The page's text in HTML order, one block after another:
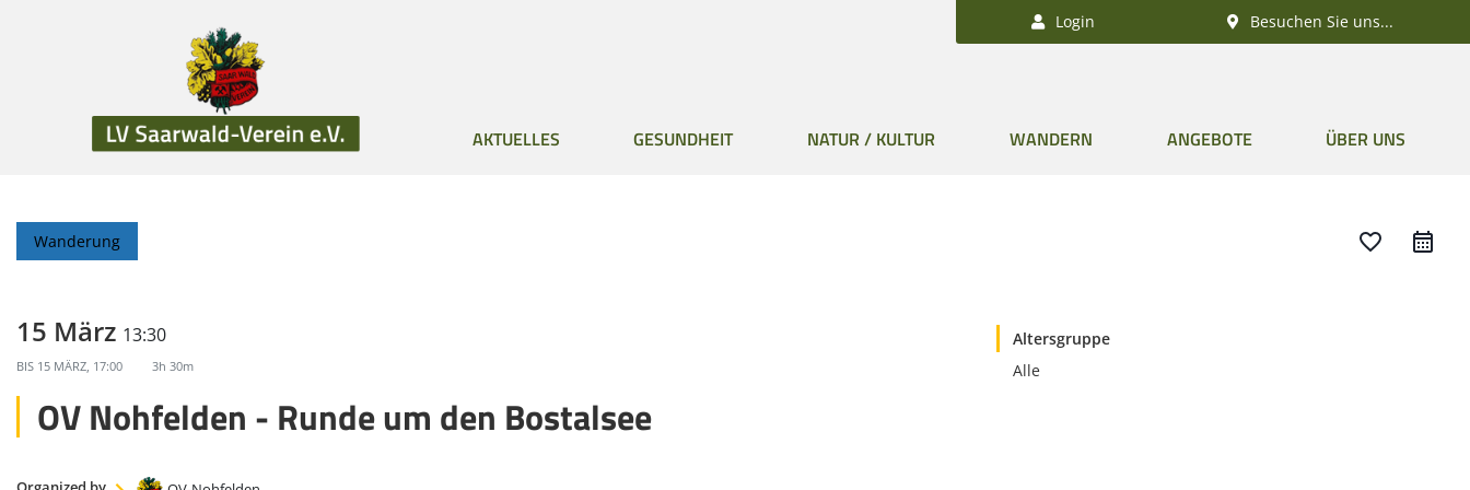
Login Besuchen Sie uns...
AKTUELLES GESUNDHEIT NATUR / KULTUR WANDERN ANGEBOTE ÜBER UNS
Wanderung favorite_border
15 März 13:30
BIS 15 MÄRZ, 17:00 3h 30m
OV Nohfelden - Runde um den Bostalsee
Altersgruppe
Alle